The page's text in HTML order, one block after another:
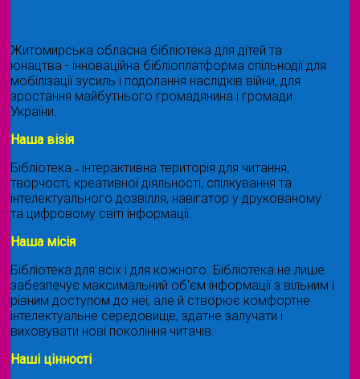
Житомирська обласна бібліотека для дітей та
юнацтва - інноваційна бібліоплатформа спільнодії для
мобілізації зусиль і подолання наслідків війни, для
зростання майбутнього громадянина і громади
України.
Наша візія
Бібліотека ˗ інтерактивна територія для читання,
творчості, креативної діяльності, спілкування та
інтелектуального дозвілля, навігатор у друкованому
та цифровому світі інформації.
Наша місія
Бібліотека для всіх і для кожного. Бібліотека не лише
забезпечує максимальний об'єм інформації з вільним і
рівним доступом до неї, але й створює комфортне
інтелектуальне середовище, здатне залучати і
виховувати нові покоління читачів.
Наші цінності